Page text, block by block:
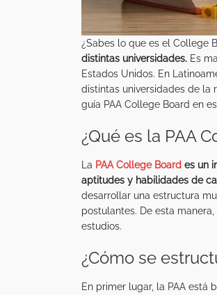
¿Sabes lo que es el College
distintas universidades. Es
Estados Unidos. En
distintas universidades de la
guía PAA College Board en
¿Qué es la PAA
La PAA College Board es un
aptitudes y habilidades de
desarrollar una estructura
postulantes. De esta
estudios.
¿Cómo se
En primer lugar, la PAA está